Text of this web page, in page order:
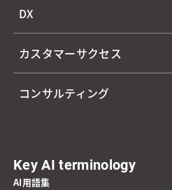
DX
カスタマーサクセス
コンサルティング
Key AI terminology
AI用語集